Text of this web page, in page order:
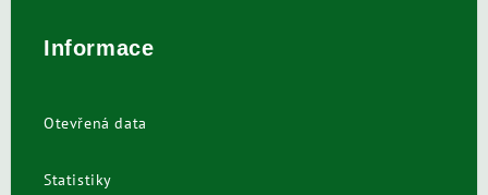
Informace
Otevřená data
Statistiky